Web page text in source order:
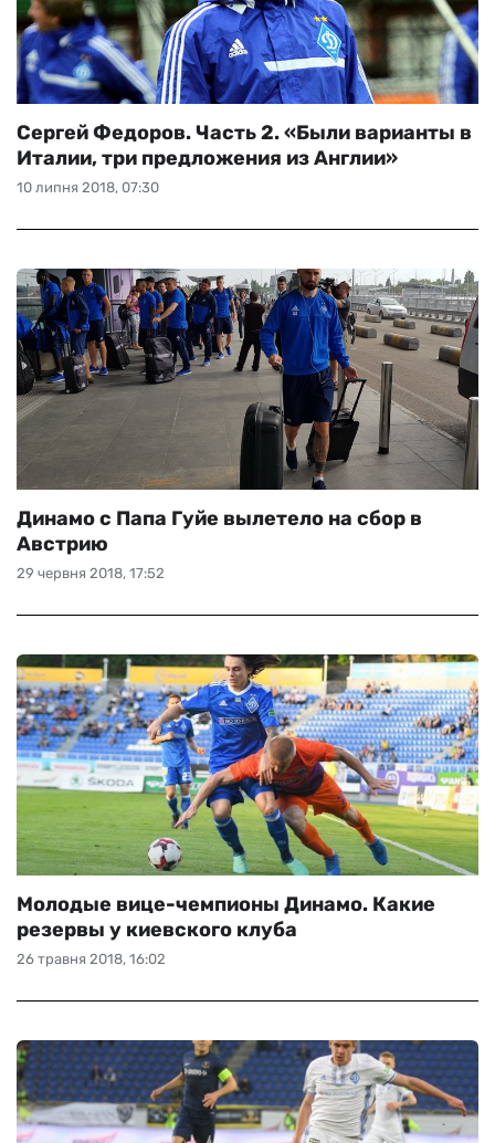
10 липня 2018, 07:30
Сергей Федоров. Часть 2. «Были варианты в
Италии, три предложения из Англии»
29 червня 2018, 17:52
Динамо с Папа Гуйе вылетело на сбор в
Австрию
26 травня 2018, 16:02
Молодые вице-чемпионы Динамо. Какие
резервы у киевского клуба